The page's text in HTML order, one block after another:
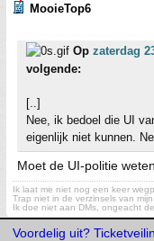
MooieTop6
Op zaterdag
volgende:
[..]
Nee, ik bedoel die UI
eigenlijk niet kunnen.
Moet de UI-politie weten
Ik laat me niet nog een keer
Trap niet in de verzinsels van
Ik doe niet aan DMs, ongeacht
Voordelig uit?